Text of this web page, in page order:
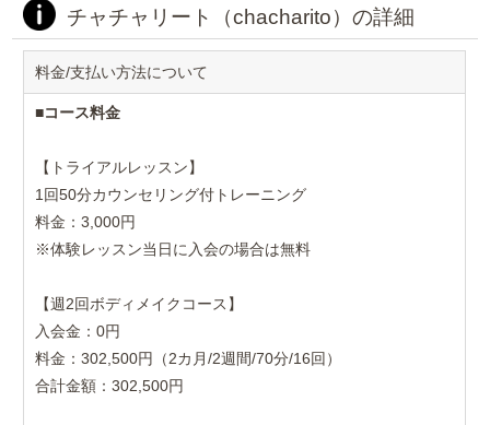
チャチャリート（chacharito）の詳細
料金/支払い方法について
■コース料金
【トライアルレッスン】
1回50分カウンセリング付トレーニング
料金：3,000円
※体験レッスン当日に入会の場合は無料
【週2回ボディメイクコース】
入会金：0円
料金：302,500円（2カ月/2週間/70分/16回）
合計金額：302,500円